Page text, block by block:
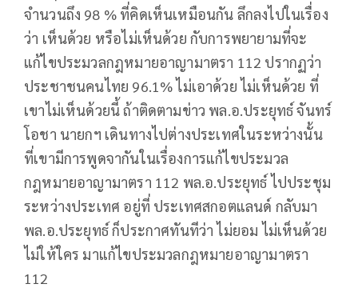
จำนวนถึง 98 % ที่คิดเห็นเหมือนกัน ลึกลงไปในเรื่อง
ว่า เห็นด้วย หรือไม่เห็นด้วย กับการพยายามที่จะ
แก้ไขประมวลกฎหมายอาญามาตรา 112 ปรากฏว่า
ประชาชนคนไทย 96.1% ไม่เอาด้วย ไม่เห็นด้วย ที่
เขาไม่เห็นด้วยนี้ ถ้าติดตามข่าว พล.อ.ประยุทธ์ จันทร์
โอชา นายกฯ เดินทางไปต่างประเทศในระหว่างนั้น
ที่เขามีการพูดจากันในเรื่องการแก้ไขประมวล
กฎหมายอาญามาตรา 112 พล.อ.ประยุทธ์ ไปประชุม
ระหว่างประเทศ อยู่ที่ ประเทศสกอตแลนด์ กลับมา
พล.อ.ประยุทธ์ ก็ประกาศทันทีว่า ไม่ยอม ไม่เห็นด้วย
ไม่ให้ใคร มาแก้ไขประมวลกฎหมายอาญามาตรา
112